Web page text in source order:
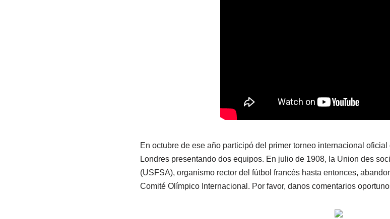
En octubre de ese año participó del primer torneo internacional
Londres presentando dos equipos. En julio de 1908, la Union des
(USFSA), organismo rector del fútbol francés hasta entonces,
Comité Olímpico Internacional. Por favor, danos comentarios